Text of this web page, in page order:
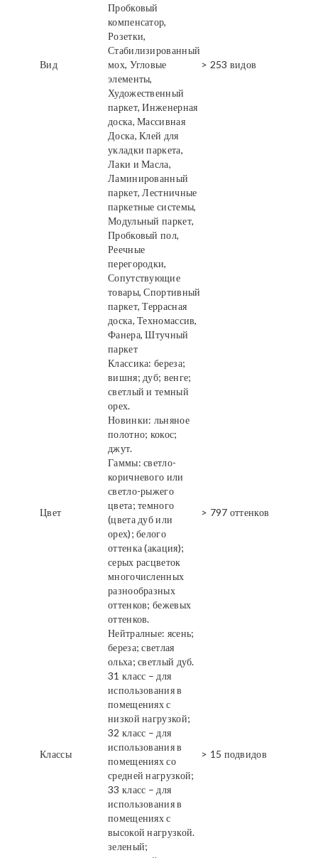
Вид
Пробковый
компенсатор,
Розетки,
Стабилизированный
мох, Угловые
элементы,
Художественный
паркет, Инженерная
доска, Массивная
Доска, Клей для
укладки паркета,
Лаки и Масла,
Ламинированный
паркет, Лестничные
паркетные системы,
Модульный паркет,
Пробковый пол,
Реечные
перегородки,
Сопутствующие
товары, Спортивный
паркет, Террасная
доска, Техномассив,
Фанера, Штучный
паркет
> 253 видов
Цвет
Классика: береза;
вишня; дуб; венге;
светлый и темный
орех.
Новинки: льняное
полотно; кокос;
джут.
Гаммы: светло-
коричневого или
светло-рыжего
цвета; темного
(цвета дуб или
орех); белого
оттенка (акация);
серых расцветок
многочисленных
разнообразных
оттенков; бежевых
оттенков.
Нейтралные: ясень;
береза; светлая
ольха; светлый дуб.
> 797 оттенков
Классы
31 класс – для
использования в
помещениях с
низкой нагрузкой;
32 класс – для
использования в
помещениях со
средней нагрузкой;
33 класс – для
использования в
помещениях с
высокой нагрузкой.
> 15 подвидов
зеленый;